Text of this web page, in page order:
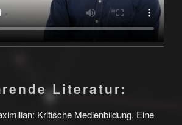
Literatur:
Kritische Medienbildung. Eine